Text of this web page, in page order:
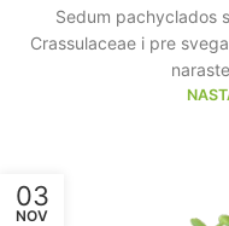
Sedum pachyclados
Crassulaceae i pre
03
NOV